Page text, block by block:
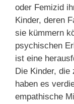
oder Femizid
Kinder, deren
sie kümmern
psychischen
ist eine
Die Kinder, die
haben es
empathische